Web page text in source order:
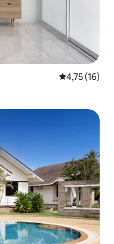
4,75 (16)